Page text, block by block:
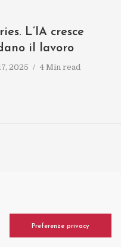
L’IA cresce
il lavoro
2025 4 Min read